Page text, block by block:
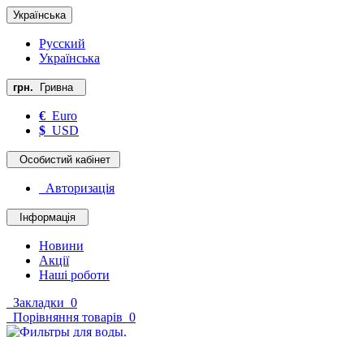
Українська
Русский
Українська
грн. Гривна
€ Euro
$ USD
Особистий кабінет
Авторизація
Інформація
Новини
Акції
Наші роботи
Закладки 0
Порівняння товарів 0